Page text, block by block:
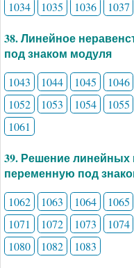
1034 1035 1036 1037
38. Линейное
под знаком модуля
1043 1044 1045 1046
1052
1053 1054 1055
1061
39. Решение
переменную под
1062 1063 1064 1065
1071
1072 1073 1074
1080
1082 1083